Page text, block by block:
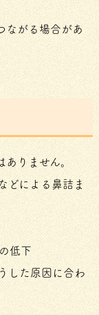
ながる場合があ
りません。
どによる鼻詰ま
低下
した原因に合わ